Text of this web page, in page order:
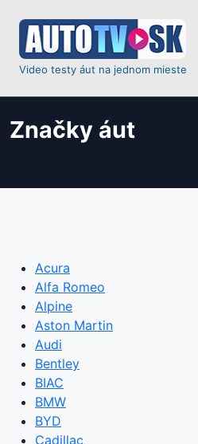
Video testy áut na jednom mieste
Značky áut
Acura
Alfa Romeo
Alpine
Aston Martin
Audi
Bentley
BIAC
BMW
BYD
Cadillac